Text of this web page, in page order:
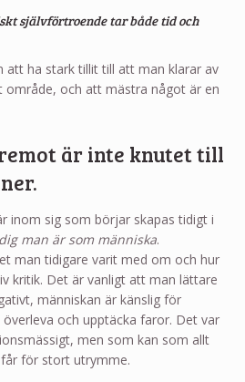
självförtroende tar både tid och
att ha stark tillit till att man klarar av
område, och att mästra något är en
är inte knutet till
inom sig som börjar skapas tidigt i
man är som människa.
man tidigare varit med om och hur
kritik. Det är vanligt att man lättare
människan är känslig för
och upptäcka faror. Det var
men som kan som allt
för stort utrymme.